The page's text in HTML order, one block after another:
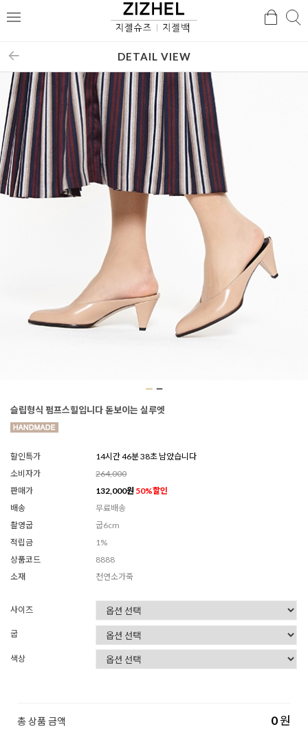
메
검
DETAIL VIEW
슬립형식 펌프스힐입니다 돋보이는 실루엣
할인특가
14시간 46분 36초 남았습니다
소비자가
264,000
판매가
132,000원 50%할인
배송
무료배송
촬영굽
굽6cm
적립금
1%
상품코드
8888
소재
천연소가죽
사이즈
굽
색상
총 상품 금액 0원